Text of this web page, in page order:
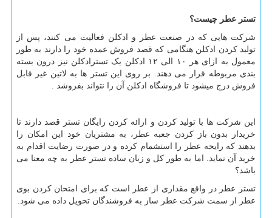
تستر عطر چیست؟
شرکت هایی که در صنعت عطر و ادکلن فعالیت می کنند، پس از
تولید کردن ادکلن هنگامی که قصد فروش عمده خود را دارند به طور
معمول به ازای هر ۱۰ الی ۱۲ ادکلن یک تسترادکلن نیز درون بسته
بندی مربوطه قرار می دهند. بر روی این تستر ها به لاتین غیر قابل
فروش درج میشود تا فروشگاه ادکلن آن را نتواند بفروشد .
این شرکت ها با تولید کردن و ارائه کردن رایگان تستر قصد دارند تا
خریدار بدون باز کردن جعبه عطر، به مشتریان خود این امکان را
بدهند که رایحه عطر را استشمام کرده و در صورت رضایت اقدام به
خرید آن نماید. اما به طور کل و زبان ساده تستر عطر به چه معنا می
باشد؟
تستر عطر در واقع مقداری از عطر است که برای امتحان کردن بوی
عطر از سمت شرکت عطر ساز به فروشندگان تحویل داده می شود.